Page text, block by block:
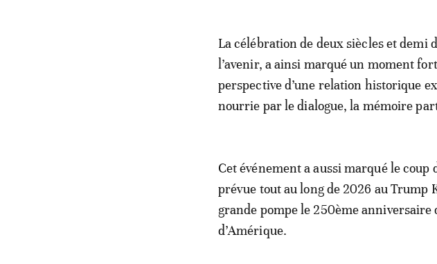
La célébration de deux siècles et demi
l’avenir, a ainsi marqué un moment
perspective d’une relation historique
nourrie par le dialogue, la mémoire
Cet événement a aussi marqué le coup
prévue tout au long de 2026 au
grande pompe le 250ème anniversaire
d’Amérique.